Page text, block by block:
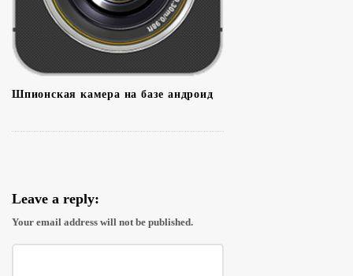
Шпионская камера на базе андроид
Leave a reply:
Your email address will not be published.